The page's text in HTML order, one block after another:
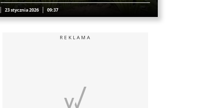
23 stycznia 2026 09:37
REKLAMA